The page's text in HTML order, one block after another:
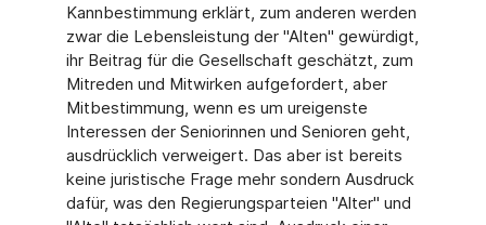
Kannbestimmung erklärt, zum anderen werden
zwar die Lebensleistung der "Alten" gewürdigt,
ihr Beitrag für die Gesellschaft geschätzt, zum
Mitreden und Mitwirken aufgefordert, aber
Mitbestimmung, wenn es um ureigenste
Interessen der Seniorinnen und Senioren geht,
ausdrücklich verweigert. Das aber ist bereits
keine juristische Frage mehr sondern Ausdruck
dafür, was den Regierungsparteien "Alter" und